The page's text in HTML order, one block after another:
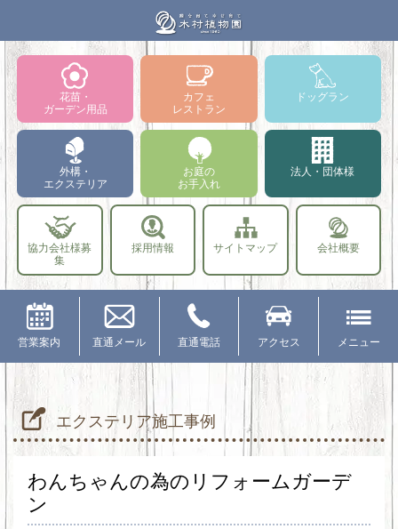
花苗・
ガーデン用品
カフェ
レストラン
ドッグラン
外構・
エクステリア
お庭の
お手入れ
法人・団体様
協力会社様募
集
採用情報 サイトマップ 会社概要
営業案内 直通メール 直通電話 アクセス メニュー
エクステリア施工事例
わんちゃんの為のリフォームガーデ
ン